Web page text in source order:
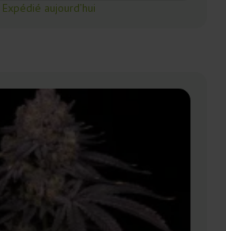
Expédié aujourd’hui